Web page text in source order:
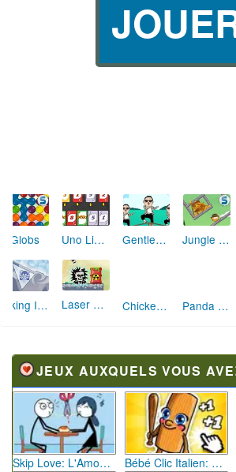
Globs Uno Lightning Gentleman ta ta ta Jungle Jons
Viking Ice Breaker Laser Cannon
JEUX AUXQUELS VOUS AVEZ